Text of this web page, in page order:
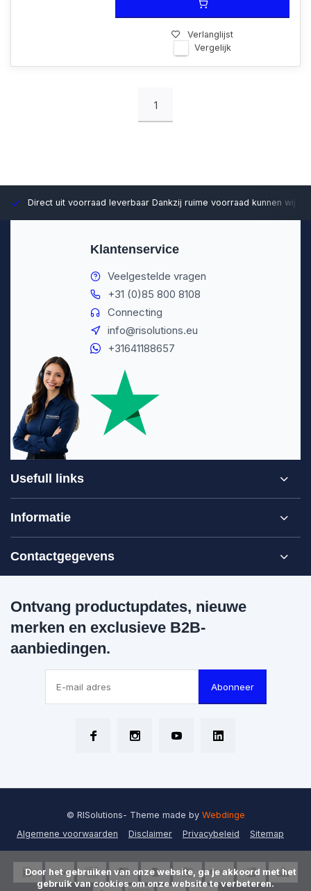
Verlanglijst
Vergelijk
1
Direct uit voorraad leverbaar Dankzij ruime voorraad kunnen wij
Klantenservice
Veelgestelde vragen
+31 (0)85 800 8108
Connecting
info@risolutions.eu
+31641188657
Usefull links
Informatie
Contactgegevens
Ontvang productupdates, nieuwe
merken en exclusieve B2B-
aanbiedingen.
Abonneer
Algemene voorwaarden Disclaimer Privacybeleid Sitemap
© RISolutions- Theme made by Webdinge
      Door het gebruiken van onze website, ga je akkoord met het
gebruik van cookies om onze website te verbeteren.